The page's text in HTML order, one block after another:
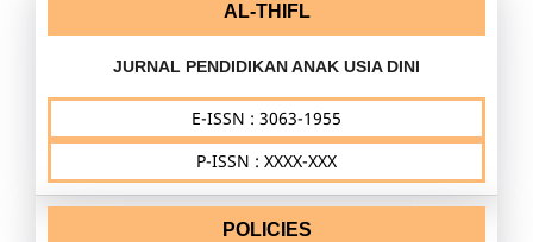
AL-THIFL
JURNAL PENDIDIKAN ANAK USIA DINI
E-ISSN : 3063-1955
P-ISSN : XXXX-XXX
POLICIES